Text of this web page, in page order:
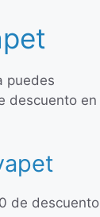
puedes
descuento en
de descuento